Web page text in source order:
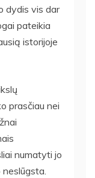
dydis vis dar
pateikia
istorijoje
prasčiau nei
numatyti jo